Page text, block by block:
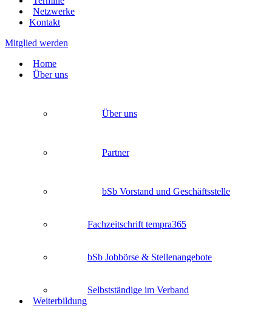
Netzwerke
Kontakt
Mitglied werden
Home
Über uns
Über uns
Partner
bSb Vorstand und Geschäftsstelle
Fachzeitschrift tempra365
bSb Jobbörse & Stellenangebote
Selbstständige im Verband
Weiterbildung